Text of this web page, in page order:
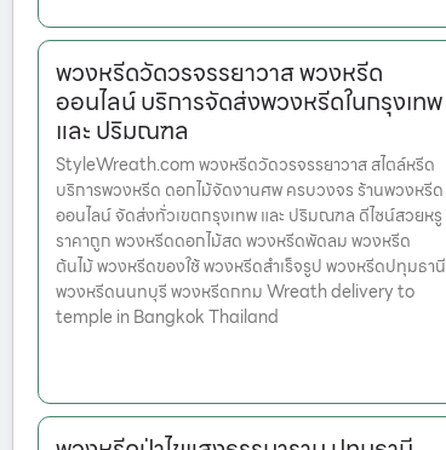
พวงหรีดวัดวรจรรยาวาส พวงหรีด
ออนไลน์ บริการจัดส่งพวงหรีดในกรุงเทพ
และ ปริมณฑล
StyleWreath.com พวงหรีดวัดวรจรรยาวาส สไตล์หรีด
บริการพวงหรีด ดอกไม้จัดงานศพ ครบวงจร ร้านพวงหรีด
ออนไลน์ จัดส่งทั่วเขตกรุงเทพ และ ปริมณฑล ดีไซน์สวยหรู
ราคาถูก พวงหรีดดอกไม้สด พวงหรีดพัดลม พวงหรีด
ต้นไม้ พวงหรีดของใช้ พวงหรีดสำเร็จรูป พวงหรีดปทุมธานี
พวงหรีดนนทบุรี พวงหรีดกทม Wreath delivery to
temple in Bangkok Thailand